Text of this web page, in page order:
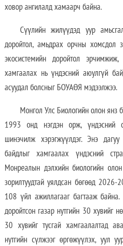
ховор ангилалд хамаарч байна.
Сүүлийн жилүүдэд уур
доройтол, амьдрах орчны хомсдол
экосистемийн доройтол
хамгаалах нь үндэсний аюулгүй
асуудал болсныг БОУАӨЯ мэдээлжээ.
Монгол Улс Биологийн олон
1993 онд нэгдэн орж, үндэсний
шинэчилж хэрэгжүүлдэг. Энэ
байдлыг хамгаалах үндэсний
Монреалын дэлхийн биологийн
зорилтуудтай уялдсан бөгөөд
108 үйл ажиллагааг багтааж байна.
доройтсон газар нутгийн 30 хувийг
30 хувийг тусгай хамгаалалтад
нутгийн сүлжээг өргөжүүлэх, уул